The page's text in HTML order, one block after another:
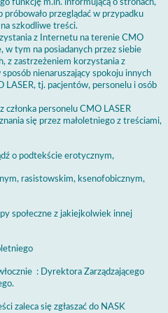
funkcję m.in. informującą o stronach,
próbowało przeglądać w przypadku
szkodliwe treści.
z Internetu na terenie CMO
w tym na posiadanych przez siebie
z zastrzeżeniem korzystania z
nienaruszający spokoju innych
LASER, tj. pacjentów, personelu i osób
członka personelu CMO LASER
się przez małoletniego z treściami,
o podtekście erotycznym,
rasistowskim, ksenofobicznym,
społeczne z jakiejkolwiek innej
: Dyrektora Zarządzającego
zaleca się zgłaszać do NASK